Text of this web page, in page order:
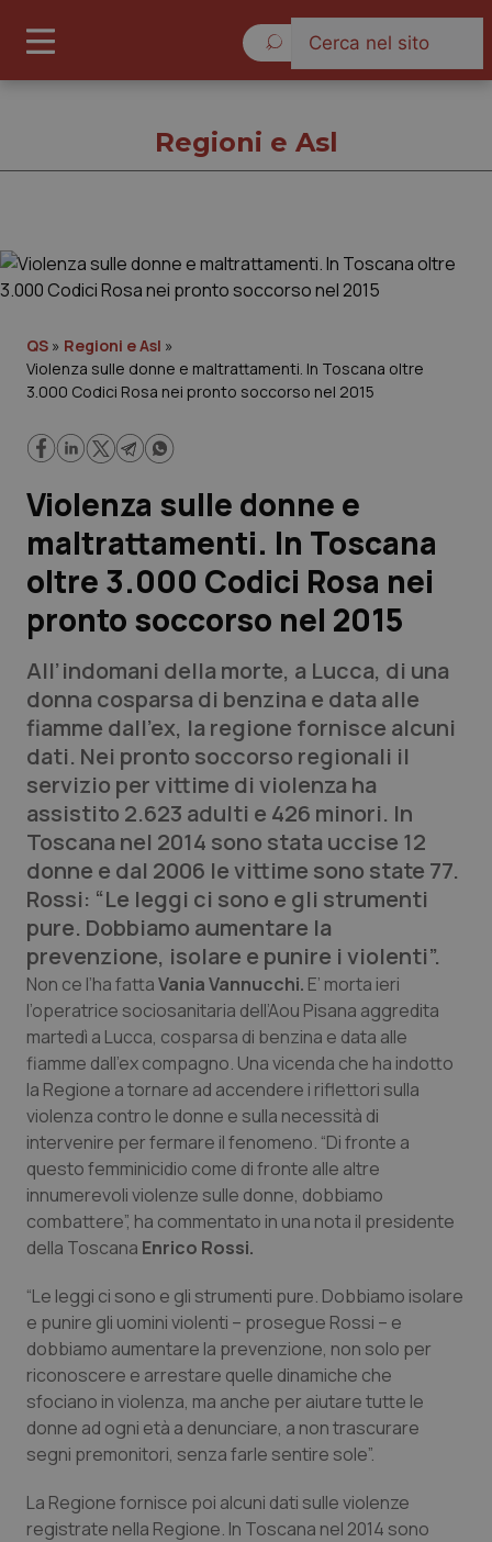
Governo e Parlamento
Regioni e Asl
Lavoro e Professioni
Scienza e Farmaci
Studi e Analisi
Lettere al direttore
Edizioni Regionali
QS Pro
Professionisti Sanitari.AI
Abruzzo
Basilicata
Calabria
Campania
Emilia-Romagna
Friuli Venezia Giulia
Lazio
Liguria
Lombardia
Marche
Molise
Piemonte
QS Pro Gold
Artrite & artrosi
Asma & BPCO
Car-T
Colesterolo & coronaropatie
Dermatite Atopica
Diabete & glucometri
Disturbi dell’umore
Dolore
Donna & Salute
Epatiti
HIV
QS Club Newsletter
Regioni e Asl
QS » Regioni e Asl »
Violenza sulle donne e maltrattamenti. In Toscana oltre
3.000 Codici Rosa nei pronto soccorso nel 2015
Violenza sulle donne e
maltrattamenti. In Toscana
oltre 3.000 Codici Rosa nei
pronto soccorso nel 2015
All’indomani della morte, a Lucca, di una
donna cosparsa di benzina e data alle
fiamme dall’ex, la regione fornisce alcuni
dati. Nei pronto soccorso regionali il
servizio per vittime di violenza ha
assistito 2.623 adulti e 426 minori. In
Toscana nel 2014 sono stata uccise 12
donne e dal 2006 le vittime sono state 77.
Rossi: “Le leggi ci sono e gli strumenti
pure. Dobbiamo aumentare la
prevenzione, isolare e punire i violenti”.
Non ce l’ha fattaVania Vannucchi. E’ morta ieri
l’operatrice sociosanitaria dell’Aou Pisana aggredita
martedì a Lucca, cosparsa di benzina e data alle
fiamme dall’ex compagno. Una vicenda che ha indotto
la Regione a tornare ad accendere i riflettori sulla
violenza contro le donne e sulla necessità di
intervenire per fermare il fenomeno. “Di fronte a
questo femminicidio come di fronte alle altre
innumerevoli violenze sulle donne, dobbiamo
combattere”, ha commentato in una nota il presidente
della Toscana Enrico Rossi.
“Le leggi ci sono e gli strumenti pure. Dobbiamo isolare
e punire gli uomini violenti – prosegue Rossi – e
dobbiamo aumentare la prevenzione, non solo per
riconoscere e arrestare quelle dinamiche che
sfociano in violenza, ma anche per aiutare tutte le
donne ad ogni età a denunciare, a non trascurare
segni premonitori, senza farle sentire sole”.
La Regione fornisce poi alcuni dati sulle violenze
registrate nella Regione. In Toscana nel 2014 sono